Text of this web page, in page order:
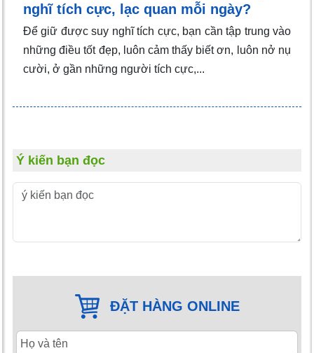
nghĩ tích cực, lạc quan mỗi ngày?
Để giữ được suy nghĩ tích cực, bạn cần tập trung vào
những điều tốt đẹp, luôn cảm thấy biết ơn, luôn nở nụ
cười, ở gần những người tích cực,...
Ý kiến bạn đọc
ĐẶT HÀNG ONLINE